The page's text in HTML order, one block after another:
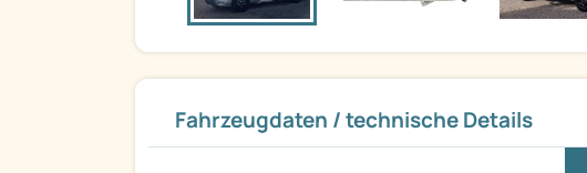
Fahrzeugdaten / technische Details